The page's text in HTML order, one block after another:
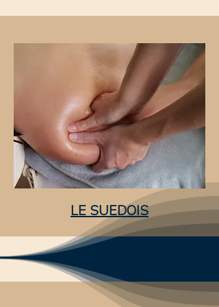
LE SUEDOIS